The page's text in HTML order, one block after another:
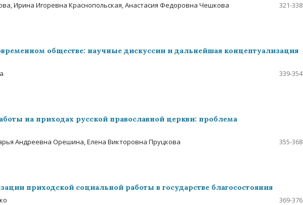
Ирина Игоревна Краснопольская, Анастасия Федоровна Чешкова
321-338
обществе: научные дискуссии и дальнейшая концептуализация
339-354
на приходах русской православной церкви: проблема
Андреевна Орешина, Елена Викторовна Пруцкова
355-368
приходской социальной работы в государстве благосостояния
369-376